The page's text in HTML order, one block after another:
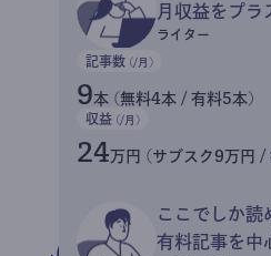
月収益をプラ
ライター
記事数 (/月)
9本 (無料4本 / 有料5本)
収益 (/月)
24万円 (サブスク9万円
ここでしか読
有料記事を中